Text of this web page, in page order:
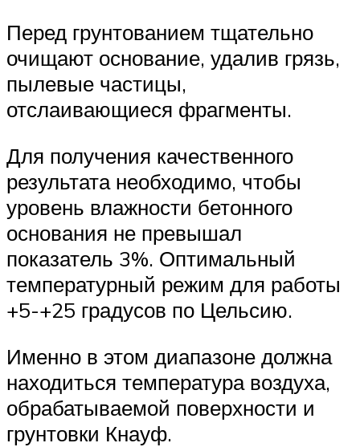
Перед грунтованием тщательно
очищают основание, удалив грязь,
пылевые частицы,
отслаивающиеся фрагменты.
Для получения качественного
результата необходимо, чтобы
уровень влажности бетонного
основания не превышал
показатель 3%. Оптимальный
температурный режим для работы
+5-+25 градусов по Цельсию.
Именно в этом диапазоне должна
находиться температура воздуха,
обрабатываемой поверхности и
грунтовки Кнауф.